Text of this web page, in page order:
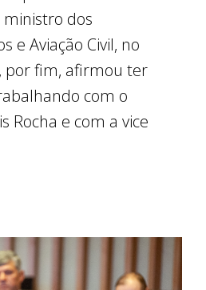
dos
e Aviação Civil, no
por fim, afirmou ter
com o
Rocha e com a vice